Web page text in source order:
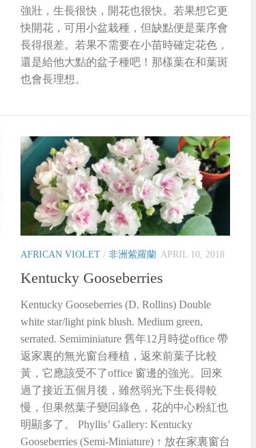
強壯，生長很快，開花也很快。若果想它更
快開花，可用小盆栽種，但缺點便是葉序會
長得很差。若果不需要在小苗時確定花色，
還是給他大點的盆子種吧！那樣葉在和葉斑
也會長理想。
AFRICAN VIOLET / 非洲紫羅蘭 APRIL 10, 2018
Kentucky Gooseberries
Kentucky Gooseberries (D. Rollins) Double
white star/light pink blush. Medium green,
serrated. Semiminiature 舊年12月時從office 帶
返家裏的無光窗台種植，返來前葉子比較
黃，它應該受不了office 窗邊的強光。回來
過了接近五個月後，雖然弱光下生長得較
慢，但果然葉子變回綠色，花的中心粉紅也
明顯多了。 Phyllis’ Gallery: Kentucky
Gooseberries (Semi-Miniature) ↑ 放在家裏窗台